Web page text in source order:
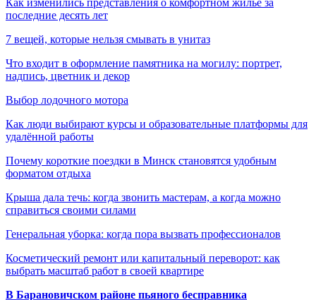
последние десять лет
7 вещей, которые нельзя смывать в унитаз
Что входит в оформление памятника на могилу: портрет,
надпись, цветник и декор
Выбор лодочного мотора
Как люди выбирают курсы и образовательные платформы для
удалённой работы
Почему короткие поездки в Минск становятся удобным
форматом отдыха
Крыша дала течь: когда звонить мастерам, а когда можно
справиться своими силами
Генеральная уборка: когда пора вызвать профессионалов
Косметический ремонт или капитальный переворот: как
выбрать масштаб работ в своей квартире
В Барановичском районе пьяного бесправника